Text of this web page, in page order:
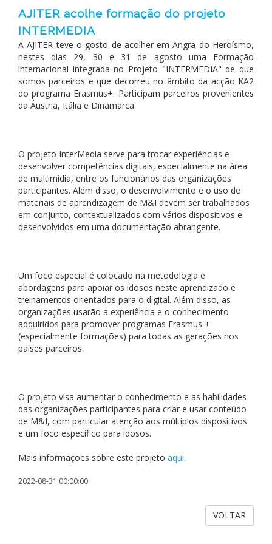
AJITER acolhe formação do projeto
INTERMEDIA
A AJITER teve o gosto de acolher em Angra do Heroísmo,
nestes dias 29, 30 e 31 de agosto uma Formação
internacional integrada no Projeto "INTERMEDIA" de que
somos parceiros e que decorreu no âmbito da acção KA2
do programa Erasmus+. Participam parceiros provenientes
da Áustria, Itália e Dinamarca.
O projeto InterMedia serve para trocar experiências e
desenvolver competências digitais, especialmente na área
de multimídia, entre os funcionários das organizações
participantes. Além disso, o desenvolvimento e o uso de
materiais de aprendizagem de M&I devem ser trabalhados
em conjunto, contextualizados com vários dispositivos e
desenvolvidos em uma documentação abrangente.
Um foco especial é colocado na metodologia e
abordagens para apoiar os idosos neste aprendizado e
treinamentos orientados para o digital. Além disso, as
organizações usarão a experiência e o conhecimento
adquiridos para promover programas Erasmus +
(especialmente formações) para todas as gerações nos
países parceiros.
O projeto visa aumentar o conhecimento e as habilidades
das organizações participantes para criar e usar conteúdo
de M&I, com particular atenção aos múltiplos dispositivos
e um foco específico para idosos.
Mais informações sobre este projeto aqui.
2022-08-31 00:00:00
VOLTAR